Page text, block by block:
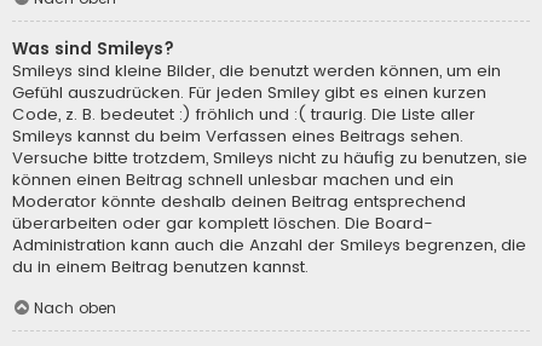
Was sind Smileys?
Smileys sind kleine Bilder, die benutzt werden können, um ein
Gefühl auszudrücken. Für jeden Smiley gibt es einen kurzen
Code, z. B. bedeutet :) fröhlich und :( traurig. Die Liste aller
Smileys kannst du beim Verfassen eines Beitrags sehen.
Versuche bitte trotzdem, Smileys nicht zu häufig zu benutzen, sie
können einen Beitrag schnell unlesbar machen und ein
Moderator könnte deshalb deinen Beitrag entsprechend
überarbeiten oder gar komplett löschen. Die Board-
Administration kann auch die Anzahl der Smileys begrenzen, die
du in einem Beitrag benutzen kannst.
Nach oben